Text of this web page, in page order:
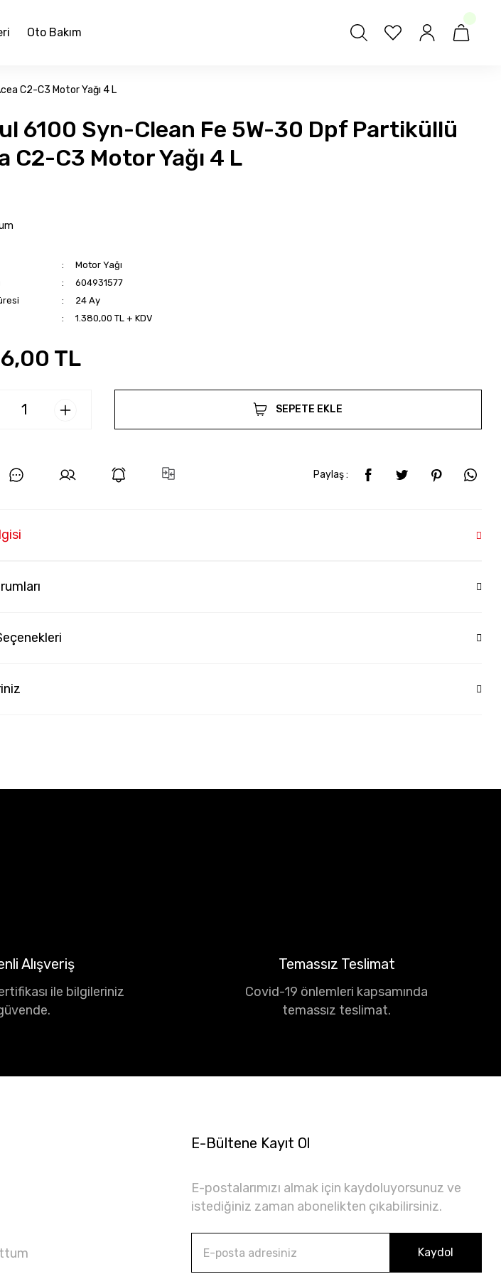
Oto Bakım
C2-C3 Motor Yağı 4 L
6100 Syn-Clean Fe 5W-30 Dpf Partiküllü
C2-C3 Motor Yağı 4 L
Motor Yağı
604931577
24 Ay
1.380,00 TL + KDV
TL
SEPETE EKLE
Paylaş :
Alışveriş
ile bilgileriniz
Temassız Teslimat
Covid-19 önlemleri kapsamında
temassız teslimat.
E-Bültene Kayıt Ol
E-postalarımızı almak için kaydoluyorsunuz ve
istediğiniz zaman abonelikten çıkabilirsiniz.
Kaydol